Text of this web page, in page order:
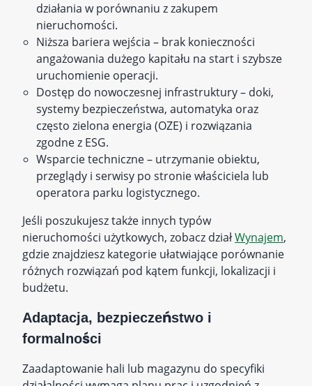
działania w porównaniu z zakupem
nieruchomości.
Niższa bariera wejścia – brak konieczności
angażowania dużego kapitału na start i szybsze
uruchomienie operacji.
Dostęp do nowoczesnej infrastruktury – doki,
systemy bezpieczeństwa, automatyka oraz
często zielona energia (OZE) i rozwiązania
zgodne z ESG.
Wsparcie techniczne – utrzymanie obiektu,
przeglądy i serwisy po stronie właściciela lub
operatora parku logistycznego.
Jeśli poszukujesz także innych typów
nieruchomości użytkowych, zobacz działWynajem,
gdzie znajdziesz kategorie ułatwiające porównanie
różnych rozwiązań pod kątem funkcji, lokalizacji i
budżetu.
Adaptacja, bezpieczeństwo i
formalności
Zaadaptowanie hali lub magazynu do specyfiki